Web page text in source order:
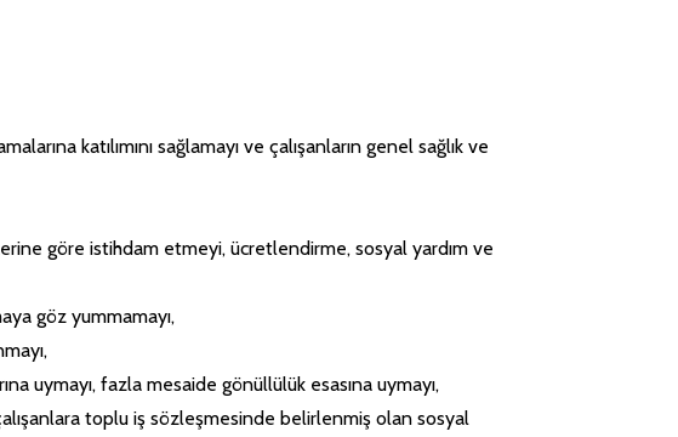
katılımını sağlamayı ve çalışanların genel sağlık ve
göre istihdam etmeyi, ücretlendirme, sosyal yardım ve
göz yummamayı,
uymayı, fazla mesaide gönüllülük esasına uymayı,
toplu iş sözleşmesinde belirlenmiş olan sosyal